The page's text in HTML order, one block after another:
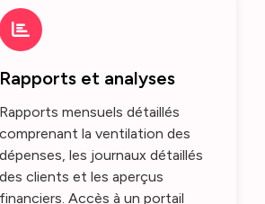
Rapports et analyses
Rapports mensuels détaillés
comprenant la ventilation des
dépenses, les journaux détaillés
des clients et les aperçus
financiers. Accès à un portail